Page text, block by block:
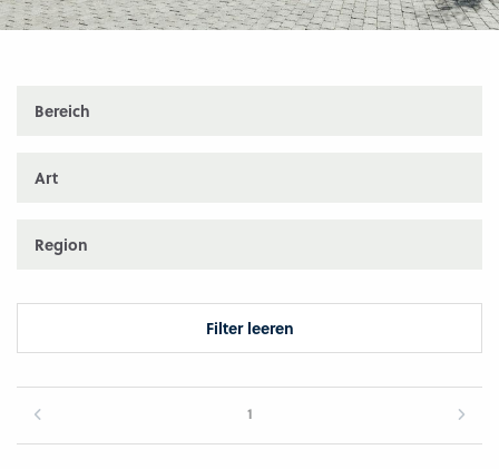
Bereich
Art
Region
Filter leeren
1